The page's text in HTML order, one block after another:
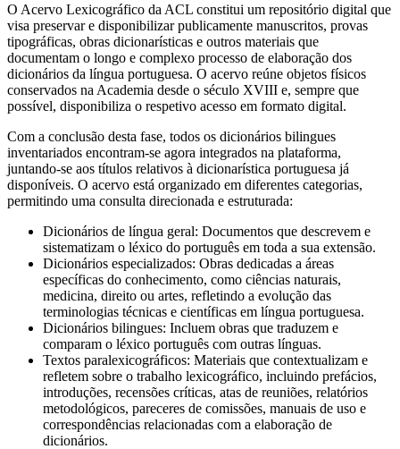
O Acervo Lexicográfico da ACL constitui um repositório digital que
visa preservar e disponibilizar publicamente manuscritos, provas
tipográficas, obras dicionarísticas e outros materiais que
documentam o longo e complexo processo de elaboração dos
dicionários da língua portuguesa. O acervo reúne objetos físicos
conservados na Academia desde o século XVIII e, sempre que
possível, disponibiliza o respetivo acesso em formato digital.
Com a conclusão desta fase, todos os dicionários bilingues
inventariados encontram-se agora integrados na plataforma,
juntando-se aos títulos relativos à dicionarística portuguesa já
disponíveis. O acervo está organizado em diferentes categorias,
permitindo uma consulta direcionada e estruturada:
Dicionários de língua geral: Documentos que descrevem e
sistematizam o léxico do português em toda a sua extensão.
Dicionários especializados: Obras dedicadas a áreas
específicas do conhecimento, como ciências naturais,
medicina, direito ou artes, refletindo a evolução das
terminologias técnicas e científicas em língua portuguesa.
Dicionários bilingues: Incluem obras que traduzem e
comparam o léxico português com outras línguas.
Textos paralexicográficos: Materiais que contextualizam e
refletem sobre o trabalho lexicográfico, incluindo prefácios,
introduções, recensões críticas, atas de reuniões, relatórios
metodológicos, pareceres de comissões, manuais de uso e
correspondências relacionadas com a elaboração de
dicionários.